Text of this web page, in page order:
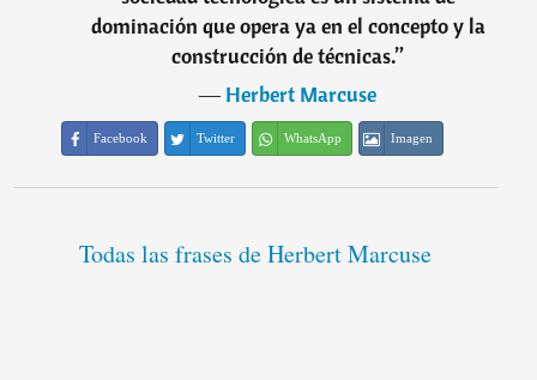
dominación que opera ya en el concepto y la
construcción de técnicas.”
―Herbert Marcuse
Facebook Twitter WhatsApp Imagen
Todas las frases de Herbert Marcuse